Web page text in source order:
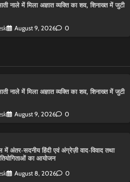
नाले में मिला अज्ञात व्यक्ति का शव, शिनाख्त में जुटी
August 9, 2026 0
नाले में मिला अज्ञात व्यक्ति का शव, शिनाख्त में जुटी
August 9, 2026 0
अंतर-सदनीय हिंदी एवं अंग्रेज़ी वाद-विवाद तथा
का आयोजन
August 8, 2026 0